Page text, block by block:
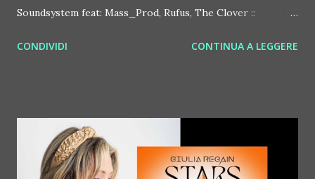
Soundsystem feat: Mass_Prod, Rufus, The Clover ::
http://www.myspace.com/benderbyetone Chapelier Fou ::
Deian :: http://www.myspace.com/deiansong Dixon ::
http://www.myspace.com/justdixon Frivolous ::
http://www.myspace.com/frivolouslive Frost ::
CONDIVIDI CONTINUA A LEGGERE